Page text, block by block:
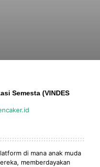
Semesta (VINDES
di mana anak muda
memberdayakan